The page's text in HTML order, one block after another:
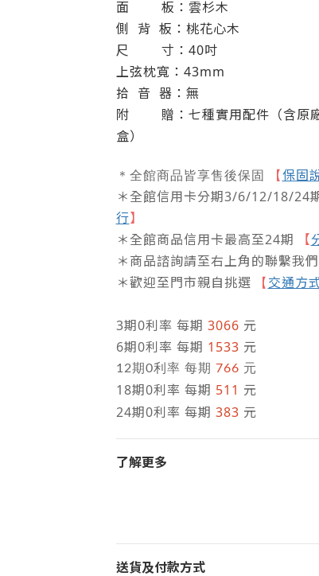
面
板：雲杉木
側
背 板：桃花心木
尺
寸：40吋
上弦枕寬：43mm
拾 音 器：無
附
贈：七種實用配件（含原
盒）
＊全館商品皆享售後保固 【 保固
＊全館信用卡分期3/6/12/18/24
行】
＊全館商品信用卡最高至24期
【
＊商品諮詢請至右上角的聯繫我們
＊歡迎至門市親自挑選
【 交通方
3期0利率 每期 3066 元
6期0利率 每期 1533 元
12期0利率 每期 766 元
18期0利率 每期 511 元
24期0利率 每期 383 元
了解更多
送貨及付款方式